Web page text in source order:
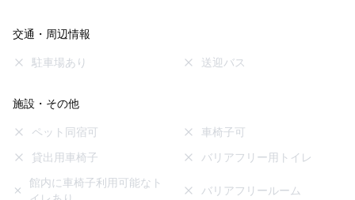
交通・周辺情報
駐車場あり 送迎バス
施設・その他
ペット同宿可
車椅子可
貸出用車椅子
バリアフリー用トイレ
館内に車椅子利用可能なト
バリアフリールーム